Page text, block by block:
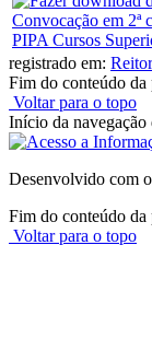
PIPA Cursos
registrado em:
Fim do conteúdo da
Voltar para o topo
Início da navegação
Desenvolvido com
Fim do conteúdo da
Voltar para o topo